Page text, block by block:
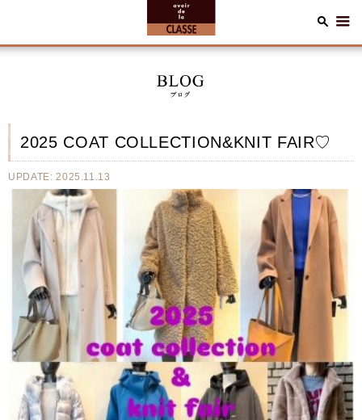
2025 COAT COLLECTION&KNIT FAIR♡
UPDATE: 2025.11.13